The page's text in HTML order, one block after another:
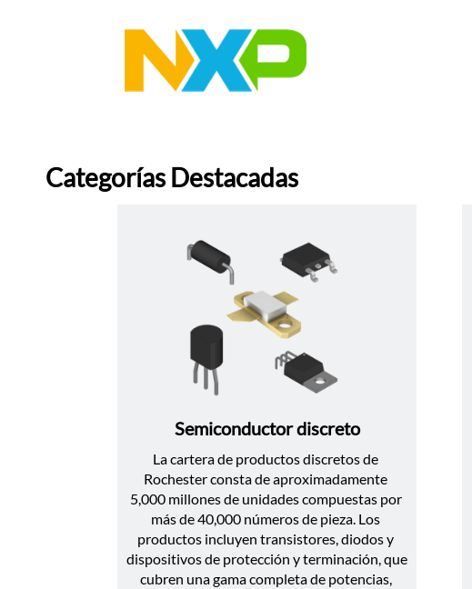
Categorías Destacadas
Semiconductor discreto
La cartera de productos discretos de
Rochester consta de aproximadamente
5,000 millones de unidades compuestas por
más de 40,000 números de pieza. Los
productos incluyen transistores, diodos y
dispositivos de protección y terminación, que
cubren una gama completa de potencias,